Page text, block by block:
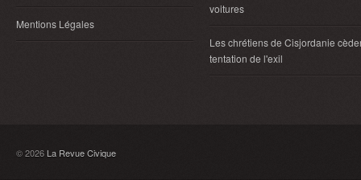
Mentions Légales
voitures
Les chrétiens de Cisjordanie
tentation de l'exil
© 2026 La Revue Civique